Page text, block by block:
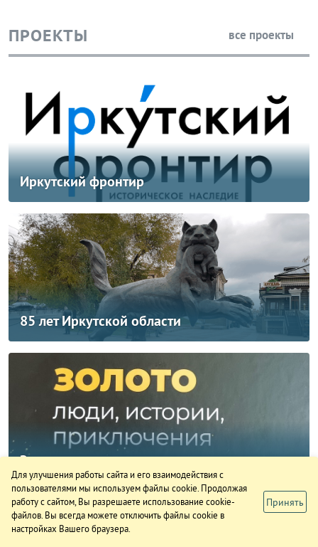
ПРОЕКТЫ все проекты
Иркутский фронтир
85 лет Иркутской области
Звезды говорят о золоте
Для улучшения работы сайта и его взаимодействия с
пользователями мы используем файлы cookie. Продолжая
работу с сайтом, Вы разрешаете использование cookie-
файлов. Вы всегда можете отключить файлы cookie в
настройках Вашего браузера.
Принять